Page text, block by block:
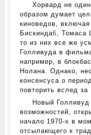
Хорвард не
образом думает
киноведов,
Бискинда6 , Томаса
то из них все же
Голливуда в
например, в
Нолана. Однако,
консенсуса о
повторить вслед
Новый Голливуд
возможностей,
начало 1970‑х в
отсылающего к